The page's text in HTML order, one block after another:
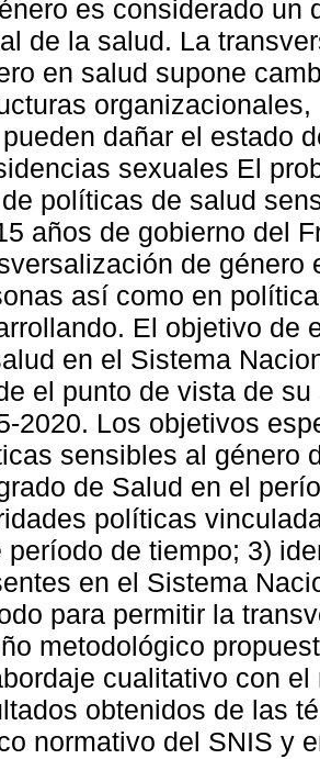
es considerado un
de la salud. La
en salud supone
dañar el estado
sexuales El
políticas de salud
años de gobierno del
de género
así como en
El objetivo de
en el Sistema
el punto de vista de
2020. Los objetivos
sensibles al género
de Salud en el
políticas
período de tiempo; 3)
en el Sistema
para permitir la
metodológico
cualitativo con
obtenidos de las
normativo del SNIS y